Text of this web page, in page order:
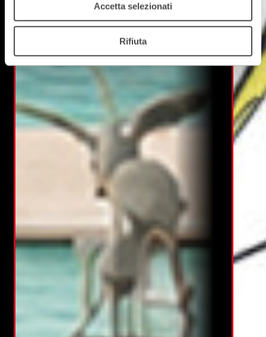
Accetta selezionati
Rifiuta